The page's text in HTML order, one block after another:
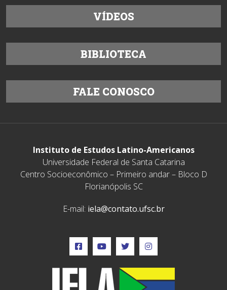
VÍDEOS
BIBLIOTECA
FALE CONOSCO
Instituto de Estudos Latino-Americanos
Universidade Federal de Santa Catarina
Centro Socioeconômico – Primeiro andar – Bloco D
Florianópolis SC
E-mail: iela@contato.ufsc.br